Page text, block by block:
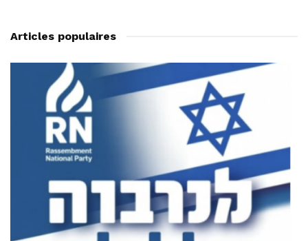
Articles populaires